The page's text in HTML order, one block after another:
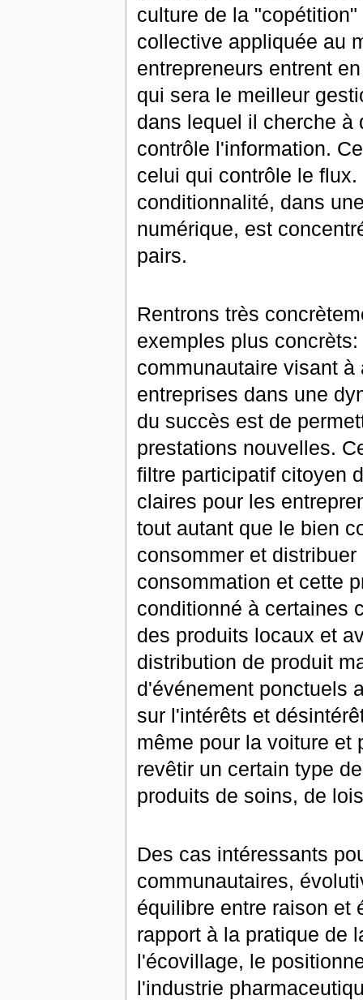
culture de la
collective appliquée au
entrepreneurs entrent
qui sera le meilleur
dans lequel il cherche à
contrôle l'information.
celui qui contrôle le
conditionnalité, dans
numérique, est
pairs.
Rentrons très
exemples plus
communautaire visant
entreprises dans une
du succès est de
prestations nouvelles.
filtre participatif citoyen
claires pour les
tout autant que le bien
consommer et
consommation et cette
conditionné à certaines
des produits locaux et
distribution de produit
d'événement ponctuels
sur l'intérêts et
même pour la voiture et
revêtir un certain type
produits de soins, de
Des cas intéressants
communautaires,
équilibre entre raison et
rapport à la pratique de
l'écovillage, le
l'industrie